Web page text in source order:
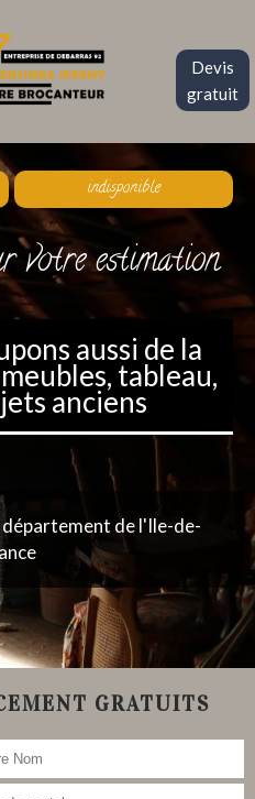
Devis
gratuit
indisponible
votre estimation
aussi de la
tableau,
anciens
de l'Ile-de-
GRATUITS